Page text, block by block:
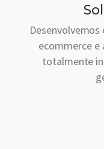
ecommerce e
totalmente